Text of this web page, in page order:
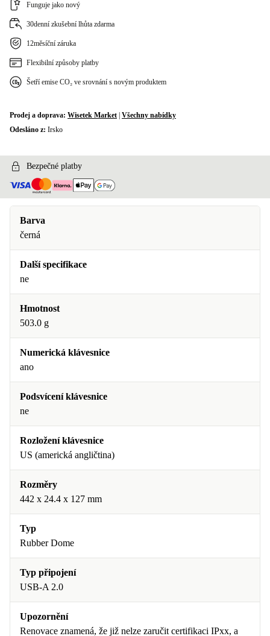
Funguje jako nový
30denní zkušební lhůta zdarma
12měsíční záruka
Flexibilní způsoby platby
Šetří emise CO₂ ve srovnání s novým produktem
Prodej a doprava: Wisetek Market Všechny nabídky
Odesláno z: Irsko
Bezpečné platby
Barva
černá
Další specifikace
ne
Hmotnost
503.0 g
Numerická klávesnice
ano
Podsvícení klávesnice
ne
Rozložení klávesnice
US (americká angličtina)
Rozměry
442 x 24.4 x 127 mm
Typ
Rubber Dome
Typ připojení
USB-A 2.0
Upozornění
Renovace znamená, že již nelze zaručit certifikaci IPxx, a